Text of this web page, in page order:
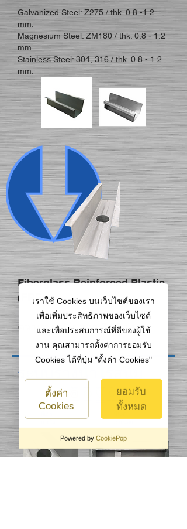
Galvanized Steel: Z275 / thk. 0.8 -1.2
mm.
Magnesium Steel: ZM180 / thk. 0.8 - 1.2
mm.
Stainless Steel: 304, 316 / thk. 0.8 - 1.2
mm.
Fiberglass Reinforced Plastic
(FRP)
ความหนาเริ่มจาก 3.00 มม.
ระบบรางน้ำไร้สนิม
เราใช้ Cookies บนเว็บไซต์ของเรา
เพื่อเพิ่มประสิทธิภาพของเว็บไซต์
และเพื่อประสบการณ์ที่ดีของผู้ใช้
งาน คุณสามารถตั้งค่าการยอมรับ
Cookies ได้ที่ปุ่ม "ตั้งค่า Cookies"
ตั้งค่า
Cookies
ยอมรับ
ทั้งหมด
คุกกี้ที่จำเป็นต่อการ
ปิดไม่
Powered by CookiePop